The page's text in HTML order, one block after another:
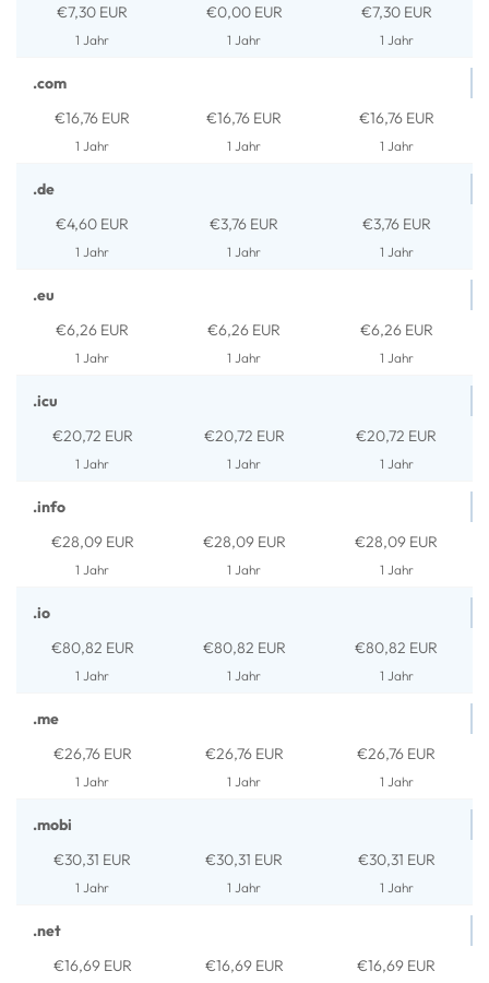
€7,30 EUR
1 Jahr
€0,00 EUR
1 Jahr
€7,30 EUR
1 Jahr
.com
€16,76 EUR
1 Jahr
€16,76 EUR
1 Jahr
€16,76 EUR
1 Jahr
.de
€4,60 EUR
1 Jahr
€3,76 EUR
1 Jahr
€3,76 EUR
1 Jahr
.eu
€6,26 EUR
1 Jahr
€6,26 EUR
1 Jahr
€6,26 EUR
1 Jahr
.icu
€20,72 EUR
1 Jahr
€20,72 EUR
1 Jahr
€20,72 EUR
1 Jahr
.info
€28,09 EUR
1 Jahr
€28,09 EUR
1 Jahr
€28,09 EUR
1 Jahr
.io
€80,82 EUR
1 Jahr
€80,82 EUR
1 Jahr
€80,82 EUR
1 Jahr
.me
€26,76 EUR
1 Jahr
€26,76 EUR
1 Jahr
€26,76 EUR
1 Jahr
.mobi
€30,31 EUR
1 Jahr
€30,31 EUR
1 Jahr
€30,31 EUR
1 Jahr
.net
€16,69 EUR
€16,69 EUR €16,69 EUR